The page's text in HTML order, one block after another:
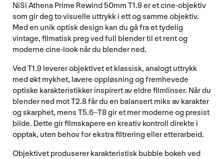
NiSi Athena Prime Rewind 50mm T1.9 er et cine-objektiv
som gir deg to visuelle uttrykk i ett og samme objektiv.
Med en unik optisk design kan du gå fra et tydelig
vintage, filmatisk preg ved full blender til et rent og
moderne cine-look når du blender ned.
Ved T1.9 leverer objektivet et klassisk, analogt uttrykk
med økt mykhet, lavere oppløsning og fremhevede
optiske karakteristikker inspirert av eldre filmlinser. Når du
blender ned mot T2.8 får du en balansert miks av karakter
og skarphet, mens T5.6–T8 gir et mer moderne og presist
bilde. Dette gir filmskapere en kreativ kontroll direkte i
opptak, uten behov for ekstra filtrering eller etterarbeid.
Objektivet produserer karakteristisk bubble bokeh ved